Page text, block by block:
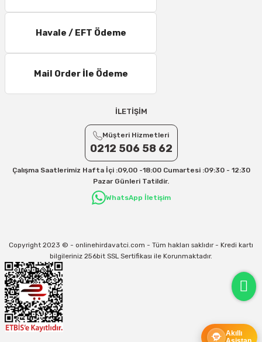
Havale / EFT Ödeme
Mail Order İle Ödeme
Akıllı
İLETİŞİM
Müşteri Hizmetleri
0212 506 58 62
Çalışma Saatlerimiz Hafta İçi :09,00 -18:00 Cumartesi :09:30 - 12:30
Pazar Günleri Tatildir.
WhatsApp İletişim
Copyright 2023 © - onlinehirdavatci.com - Tüm hakları saklıdır - Kredi kartı
bilgileriniz 256bit SSL Sertifikası ile Korunmaktadır.